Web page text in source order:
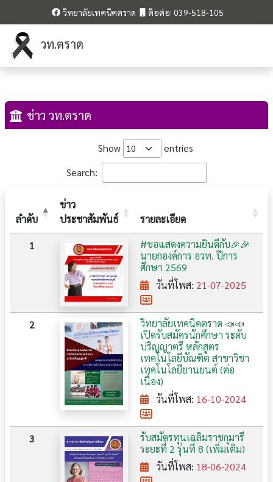
วิทยาลัยเทคนิคตราด ติอต่อ: 039-518-105
วท.ตราด
ข่าว วท.ตราด
Show
entries
Search:
ลำดับ
ข่าว
ประชาสัมพันธ์
รายละเอียด
1
#ขอแสดงความยินดีกับ🎉🎉
นายกองค์การ อวท. ปีการ
ศึกษา 2569
วันที่โพส: 21-07-2025
2
วิทยาลัยเทคนิคตราด 📣📣
เปิดรับสมัครนักศึกษา ระดับ
ปริญญาตรี หลักสูตร
เทคโนโลยีบัณฑิต สาขาวิชา
เทคโนโลยียานยนต์ (ต่อ
เนื่อง)
วันที่โพส: 16-10-2024
3
รับสมัครทุนเฉลิมราชกุมารี
ระยะที่ 2 รุ่นที่ 8 (เพิ่มเติม)
วันที่โพส: 18-06-2024